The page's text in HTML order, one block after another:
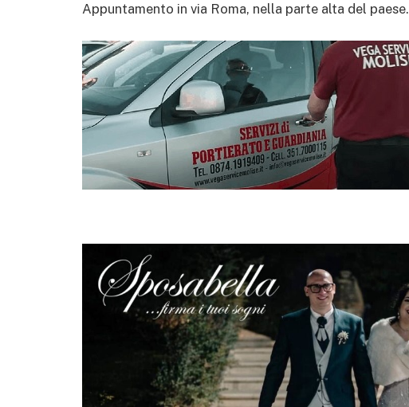
Appuntamento in via Roma, nella parte alta del paese.